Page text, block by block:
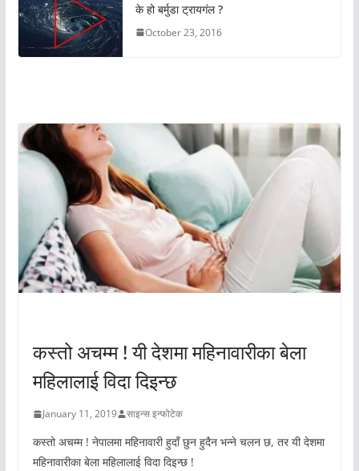
के हो बर्मुडा ट्रायगंल ?
October 23, 2016
कस्तो अचम्म ! यी देशमा महिनावारीका बेला
महिलालाई विदा दिइन्छ
January 11, 2019 साइन्स इन्फोटेक
कस्तो अचम्म ! नेपालमा महिनावारी हुदाँ छुन हुदैन भन्ने चलन छ, तर यी देशमा
महिनावारीका बेला महिलालाई विदा दिइन्छ !